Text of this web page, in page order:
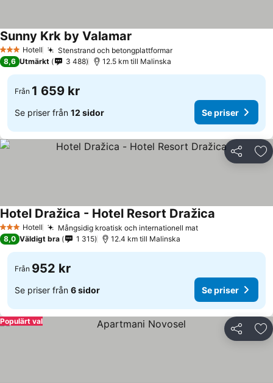
3 StjärnorHotell Stenstrand och betongplattformar
Sunny Krk by Valamar
8,6 Utmärkt 3 488 12.5 km till Malinska
Från 1 659 kr
Se priser från 12 sidor Se priser
Dela
3 StjärnorHotell Mångsidig kroatisk och internationell mat
Hotel Dražica - Hotel Resort Dražica
8,0 Väldigt bra 1 315 12.4 km till Malinska
Från 952 kr
Se priser från 6 sidor Se priser
Dela
Populärt val